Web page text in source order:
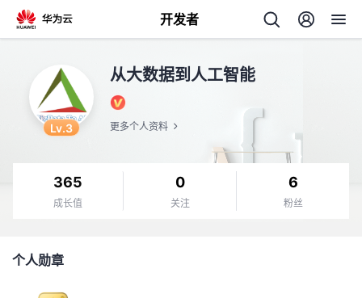
开发者
Lv.3
从大数据到人工智能
更多个人资料
365
成长值
0
关注
6
粉丝
个人勋章